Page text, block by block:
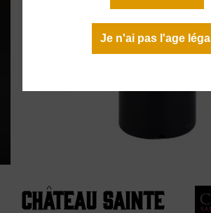
Je n'ai pas l'age légal
Château Sainte